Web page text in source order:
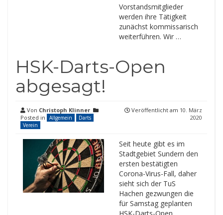
Vorstandsmitglieder
werden ihre Tätigkeit
zunächst kommissarisch
weiterführen. Wir …
HSK-Darts-Open
abgesagt!
Von Christoph Klinner
Posted in
Allgemein
Darts
Verein
Veröffentlicht am 10. März
2020
Seit heute gibt es im
Stadtgebiet Sundern den
ersten bestätigten
Corona-Virus-Fall, daher
sieht sich der TuS
Hachen gezwungen die
für Samstag geplanten